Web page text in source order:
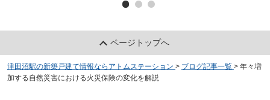
ページトップへ
津田沼駅の新築戸建て情報ならアトムステーション > ブログ記事一覧 > 年々増
加する自然災害における火災保険の変化を解説